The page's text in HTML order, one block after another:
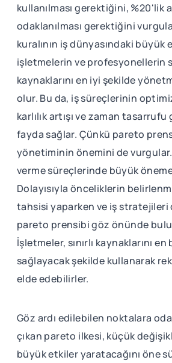
kullanılması gerektiğini, %20'lik
odaklanılması gerektiğini
kuralının iş dünyasındaki büyük
işletmelerin ve profesyonellerin
kaynaklarını en iyi şekilde
olur. Bu da, iş süreçlerinin
karlılık artışı ve zaman
fayda sağlar. Çünkü pareto
yönetiminin önemini de
verme süreçlerinde büyük
Dolayısıyla önceliklerin
tahsisi yaparken ve iş
pareto prensibi göz önünde
İşletmeler, sınırlı kaynaklarını
sağlayacak şekilde kullanarak
elde edebilirler.
Göz ardı edilebilen noktalara
çıkan pareto ilkesi, küçük
büyük etkiler yaratacağını öne